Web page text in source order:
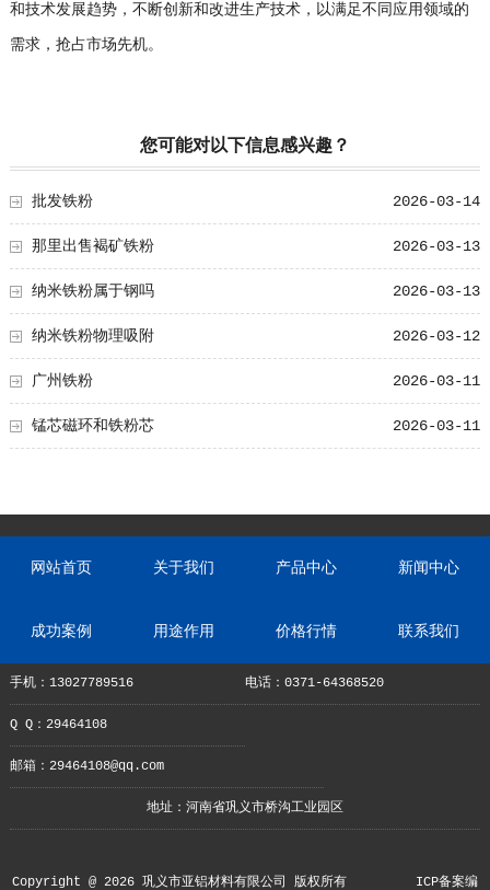
和技术发展趋势，不断创新和改进生产技术，以满足不同应用领域的
需求，抢占市场先机。
您可能对以下信息感兴趣？
2026-03-14
批发铁粉
2026-03-13
那里出售褐矿铁粉
2026-03-13
纳米铁粉属于钢吗
2026-03-12
纳米铁粉物理吸附
2026-03-11
广州铁粉
2026-03-11
锰芯磁环和铁粉芯
网站首页 关于我们 产品中心 新闻中心
成功案例 用途作用 价格行情 联系我们
手机：13027789516 电话：0371-64368520
Q Q：29464108
邮箱：29464108@qq.com
地址：河南省巩义市桥沟工业园区
Copyright @ 2026 巩义市亚铝材料有限公司 版权所有 ICP备案编